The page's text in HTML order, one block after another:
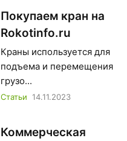
Покупаем кран на
Rokotinfo.ru
Краны используется для
подъема и перемещения
грузо...
Статьи 14.11.2023
Коммерческая